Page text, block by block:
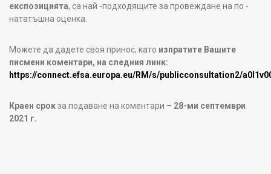
експозицията, са най -подходящите за провеждане на по -
нататъшна оценка.
Можете да дадете своя принос, като изпратите Вашите
писмени коментари, на следния линк:
https://connect.efsa.europa.eu/RM/s/publicconsultation2/
Краен срокза подаване на коментари – 28-ми септември
2021 г.